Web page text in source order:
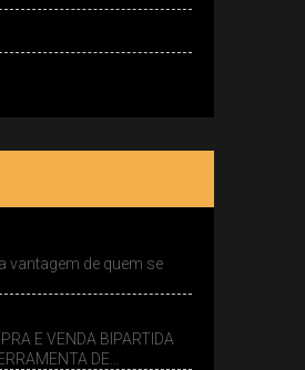
vantagem de quem se
E VENDA BIPARTIDA
DE